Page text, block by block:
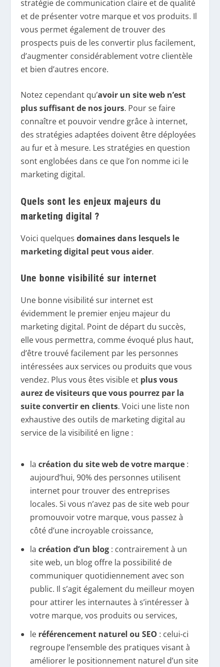
stratégie de communication claire et de qualité
et de présenter votre marque et vos produits. Il
vous permet également de trouver des
prospects puis de les convertir plus facilement,
d’augmenter considérablement votre clientèle
et bien d’autres encore.
Notez cependant qu’avoir un site web n’est
plus suffisant de nos jours. Pour se faire
connaître et pouvoir vendre grâce à internet,
des stratégies adaptées doivent être déployées
au fur et à mesure. Les stratégies en question
sont englobées dans ce que l’on nomme ici le
marketing digital.
Quels sont les enjeux majeurs du
marketing digital ?
Voici quelquesdomaines dans lesquels le
marketing digital peut vous aider.
Une bonne visibilité sur internet
Une bonne visibilité sur internet est
évidemment le premier enjeu majeur du
marketing digital. Point de départ du succès,
elle vous permettra, comme évoqué plus haut,
d’être trouvé facilement par les personnes
intéressées aux services ou produits que vous
vendez. Plus vous êtes visible et plus vous
aurez de visiteurs que vous pourrez par la
suite convertir en clients. Voici une liste non
exhaustive des outils de marketing digital au
service de la visibilité en ligne :
la création du site web de votre marque:
aujourd’hui, 90% des personnes utilisent
internet pour trouver des entreprises
locales. Si vous n’avez pas de site web pour
promouvoir votre marque, vous passez à
côté d’une incroyable croissance,
la création d’un blog: contrairement à un
site web, un blog offre la possibilité de
communiquer quotidiennement avec son
public. Il s’agit également du meilleur moyen
pour attirer les internautes à s’intéresser à
votre marque, vos produits ou services,
le référencement naturel ou SEO : celui-ci
regroupe l’ensemble des pratiques visant à
améliorer le positionnement naturel d’un site